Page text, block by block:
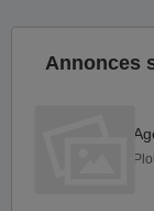
Annonces